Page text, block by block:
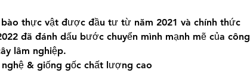
thực vật được đầu tư từ năm 2021 và chính thức
đã đánh dấu bước chuyển mình mạnh mẽ của công
lâm nghiệp.
& giống gốc chất lượng cao